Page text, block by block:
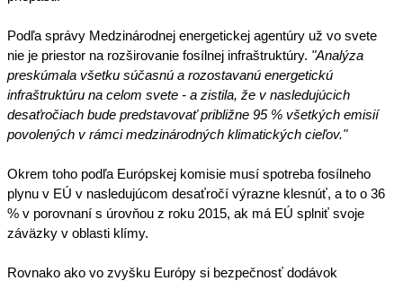
Podľa správy Medzinárodnej energetickej agentúry už vo svete
nie je priestor na rozširovanie fosílnej infraštruktúry. "Analýza
preskúmala všetku súčasnú a rozostavanú energetickú
infraštruktúru na celom svete - a zistila, že v nasledujúcich
desaťročiach bude predstavovať približne 95 % všetkých emisií
povolených v rámci medzinárodných klimatických cieľov."
Okrem toho podľa Európskej komisie musí spotreba fosílneho
plynu v EÚ v nasledujúcom desaťročí výrazne klesnúť, a to o 36
% v porovnaní s úrovňou z roku 2015, ak má EÚ splniť svoje
záväzky v oblasti klímy.
Rovnako ako vo zvyšku Európy si bezpečnosť dodávok